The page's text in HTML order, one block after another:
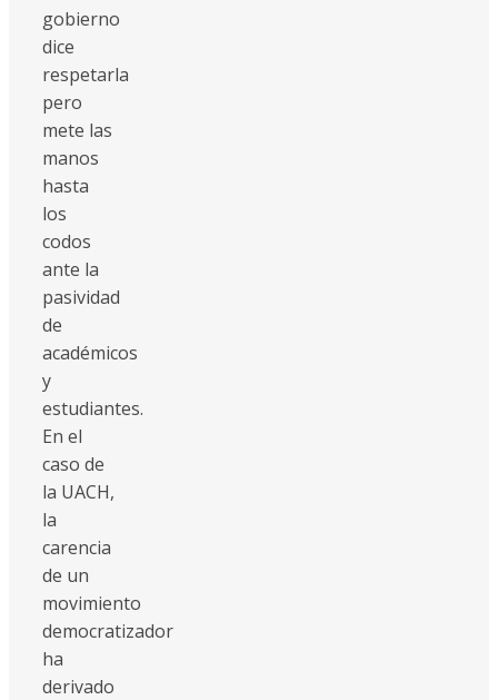
gobierno
dice
respetarla
pero
mete las
manos
hasta
los
codos
ante la
pasividad
de
académicos
y
estudiantes.
En el
caso de
la UACH,
la
carencia
de un
movimiento
democratizador
ha
derivado